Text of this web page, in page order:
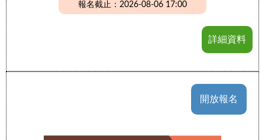
報名截止：2026-08-06 17:00
詳細資料
開放報名